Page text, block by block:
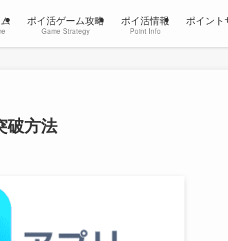
ポイ活ゲーム攻略
Game Strategy
ポイ活情報
Point Info
ポイント
破方法